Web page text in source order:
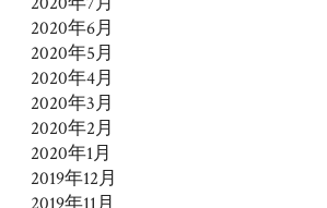
2020年6月
2020年5月
2020年4月
2020年3月
2020年2月
2020年1月
2019年12月